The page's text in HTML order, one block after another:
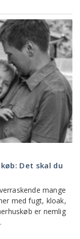
Det skal du
mange
med fugt, kloak,
er nemlig